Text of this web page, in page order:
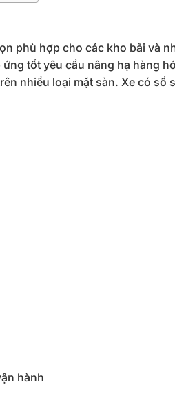
phù hợp cho các kho bãi và
tốt yêu cầu nâng hạ hàng
nhiều loại mặt sàn. Xe có số
hành